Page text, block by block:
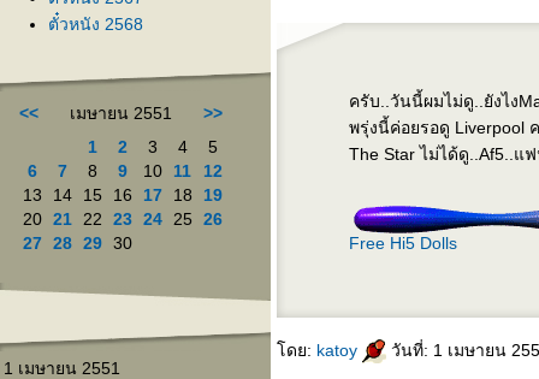
ตั๋วหนัง 2568
<< เมษายน 2551
>>
1
2 3 4
5
6
7 8 9 10 11
12
13
14 15 16 17 18
19
20 21 22 23 24 25
26
27 28 29 30
1 เมษายน 2551
ครับ..วันนี้ผมไม่ดู..ยังไง
พรุ่งนี้ค่อยรอดู Liverpool
The Star ไม่ได้ดู..Af5..แฟ
Free Hi5 Dolls
ดย: katoy วันที่: 1 เมษายน